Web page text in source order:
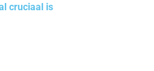
cruciaal is